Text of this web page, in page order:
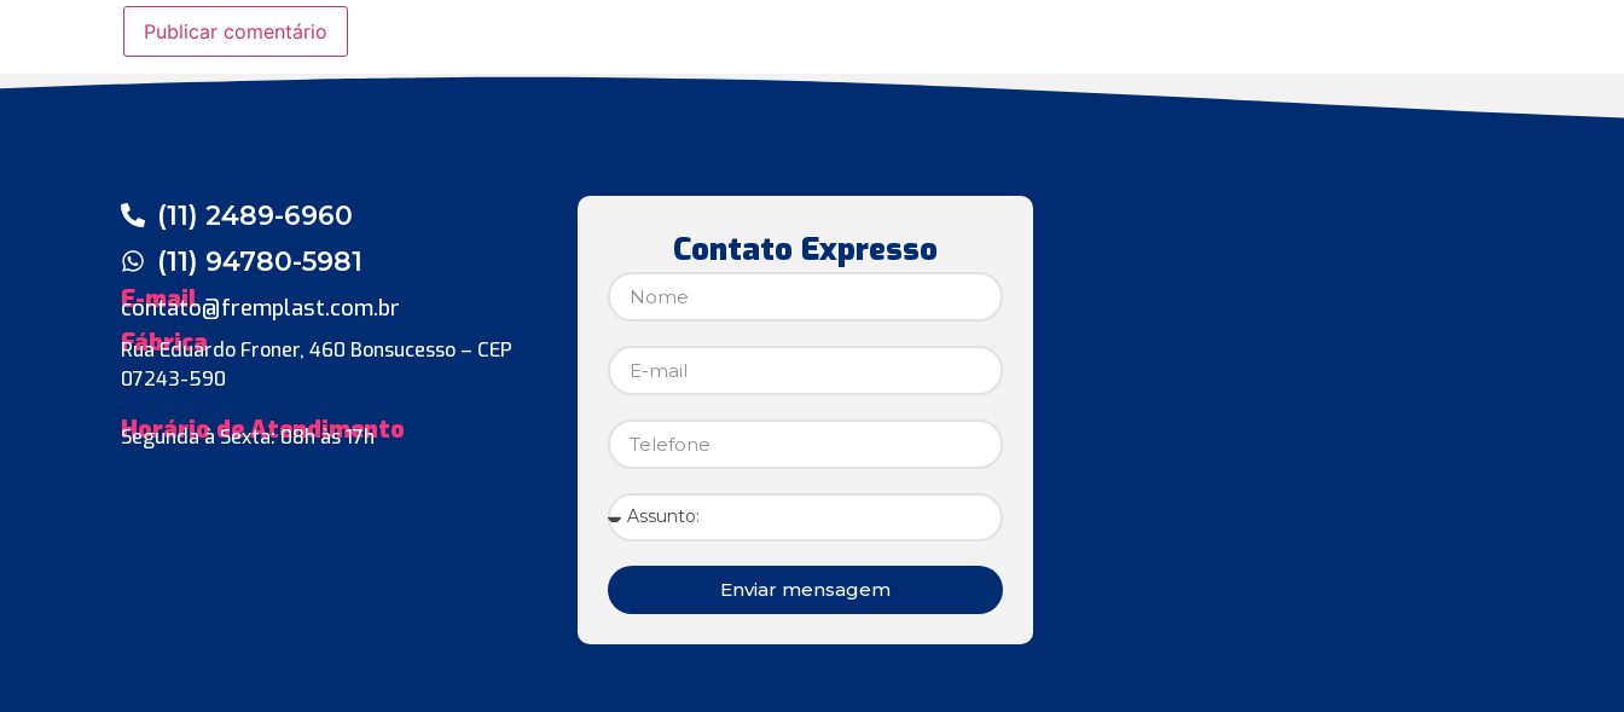
(11) 2489-6960
(11) 94780-5981
E-mail
contato@fremplast.com.br
Fábrica
Rua Eduardo Froner, 460 Bonsucesso – CEP
07243-590
Horário de Atendimento
Segunda à Sexta: 08h às 17h
Contato Expresso
Enviar mensagem